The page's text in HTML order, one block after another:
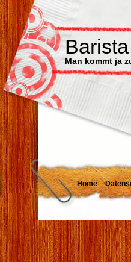
Man kommt ja
Home